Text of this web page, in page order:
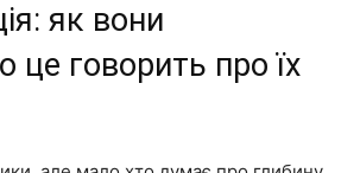
як вони
це говорить про їх